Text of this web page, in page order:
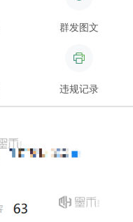
群发图文
违规记录